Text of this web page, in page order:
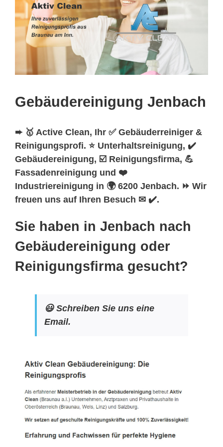
Gebäudereinigung Jenbach
➨ 🥇 Active Clean, Ihr ✅ Gebäuderreiniger &
Reinigungsprofi. ⭐ Unterhaltsreinigung, ✔️
Gebäudereinigung, ☑️ Reinigungsfirma, 💪
Fassadenreinigung und ❤️
Industriereinigung in 🌍 6200 Jenbach. ⏩ Wir
freuen uns auf Ihren Besuch ✉ ✔️.
Sie haben in Jenbach nach
Gebäudereinigung oder
Reinigungsfirma gesucht?
😃 Schreiben Sie uns eine
Email.